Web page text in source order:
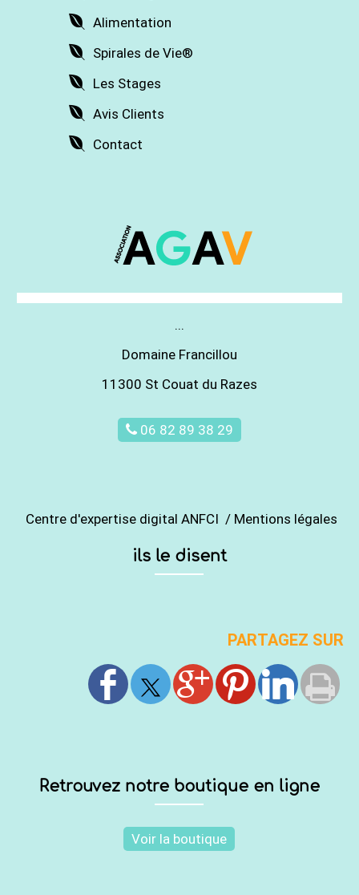
Alimentation
Spirales de Vie®
Les Stages
Avis Clients
Contact
...
Domaine Francillou
11300 St Couat du Razes
06 82 89 38 29
Centre d'expertise digital ANFCI / Mentions légales
ils le disent
PARTAGEZ SUR
Retrouvez notre boutique en ligne
Voir la boutique